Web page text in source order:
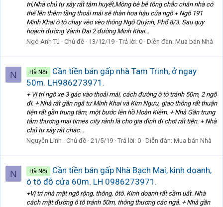
trí,Nhà chủ tự xây rất tâm huyết,Mòng bè bê tông chắc chắn nhà có
thể lên thêm tầng thoải mái sẽ thàn hoa hậu của ngõ + Ngõ 191
Minh Khai ô tô chạy vèo vèo thông Ngõ Quỳnh, Phố 8/3. Sau quy
hoạch đường Vành Đai 2 đường Minh Khai...
Ngô Anh Tú
Chủ đề 13/12/19 Trả lời: 0 Diễn đàn: Mua bán Nhà
N Hà Nội
Cần tiền bán gấp nhà Tam Trinh, ở ngay
50m. LH986273971.
+ Vị trí ngõ xe 3 gác vào thoải mái, cách đường ô tô tránh 50m, 2 ngõ
đi. + Nhà rất gần ngã tư Minh Khai và Kim Ngưu, giao thông rất thuận
tiện rất gần trung tâm, một bước lên hồ Hoàn Kiếm. + Nhà Gần trung
tâm thương mai times city rảnh là cho gia đình đi chơi rất tiện. + Nhà
chủ tự xây rất chắc...
Nguyễn Linh
Chủ đề 21/5/19 Trả lời: 0 Diễn đàn: Mua bán Nhà
N Hà Nội
Cần tiền bán gấp Nhà Bạch Mai, kinh doanh,
ô tô đỗ cửa 60m. LH 0986273971.
+Vị trí nhà mặt ngõ rộng, thông, ôtô. Kinh doanh rất sầm uất. Nhà
cách mặt đường ô tô tránh 50m, thông thương các ngả. + Nhà gần